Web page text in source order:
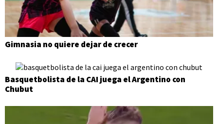
Gimnasia no quiere dejar de crecer
Basquetbolista de la CAI juega el Argentino con
Chubut